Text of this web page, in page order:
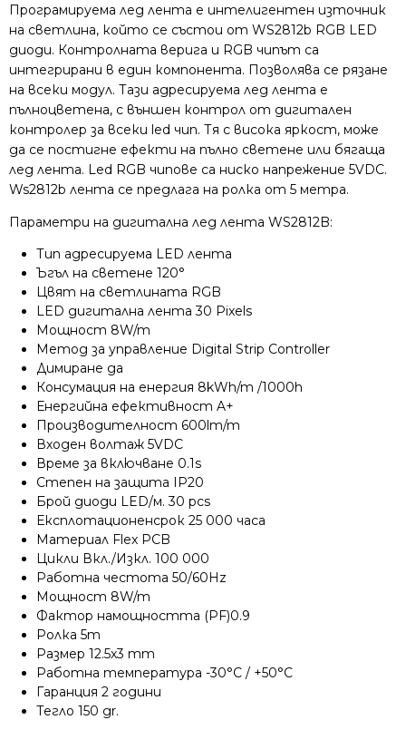
Програмируема лед лента е интелигентен източник
на светлина, който се състои от WS2812b RGB LED
диоди. Контролната верига и RGB чипът са
интегрирани в един компонента. Позволява се рязане
на всеки модул. Тази aдресируема лед лента е
пълноцветенa, с външен контрол от дигитален
контролер за всеки led чип. Тя с висока яркост, може
да се постигне ефекти на пълно светене или бягаща
лед лента. Led RGB чипове са ниско напрежение 5VDC.
Ws2812b лента се предлага на ролка от 5 метра.
Параметри на дигитална лед лента WS2812B:
Тип адресируема LED лента
Ъгъл на светене 120°
Цвят на светлината RGB
LED дигитална лента 30 Pixels
Мощност 8W/m
Метод за управление Digital Strip Controller
Димиране да
Консумация на енергия 8kWh/m /1000h
Енергийна ефективност A+
Производителност 600lm/m
Входен волтаж 5VDC
Време за включване 0.1s
Степен на защита IP20
Брой диоди LED/м. 30 pcs
Експлотационенсрок 25 000 часа
Материал Flex PCB
Цикли Вкл./Изкл. 100 000
Работна честота 50/60Hz
Мощност 8W/m
Фактор намощността (PF)0.9
Ролка 5m
Размер 12.5x3 mm
Работна температура -30°C / +50°C
Гаранция 2 години
Тегло 150 gr.